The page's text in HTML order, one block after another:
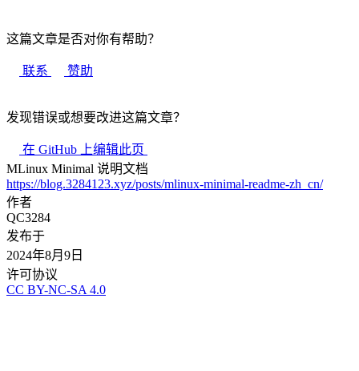
这篇文章是否对你有帮助？
联系 赞助
发现错误或想要改进这篇文章？
在 GitHub 上编辑此页
MLinux Minimal 说明文档
https://blog.3284123.xyz/posts/mlinux-minimal-readme-zh_cn/
作者
QC3284
发布于
2024年8月9日
许可协议
CC BY-NC-SA 4.0